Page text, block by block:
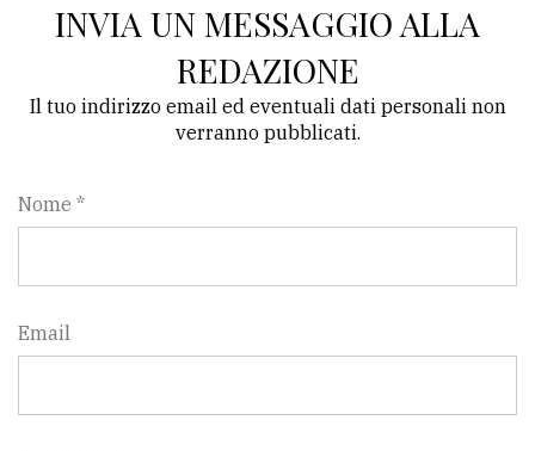
policy
policy
INVIA UN MESSAGGIO ALLA
REDAZIONE
Il tuo indirizzo email ed eventuali dati personali non
verranno pubblicati.
Nome *
Email